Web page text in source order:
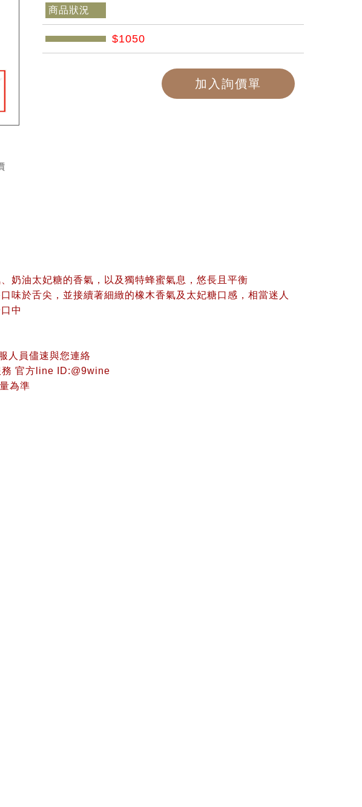
商品狀況
$1050
加入詢價單
奶油太妃糖的香氣，以及獨特蜂蜜氣息，悠長且平衡
味於舌尖，並接續著細緻的橡木香氣及太妃糖口感，相當迷人
中
人員儘速與您連絡
官方line ID:@9wine
為準